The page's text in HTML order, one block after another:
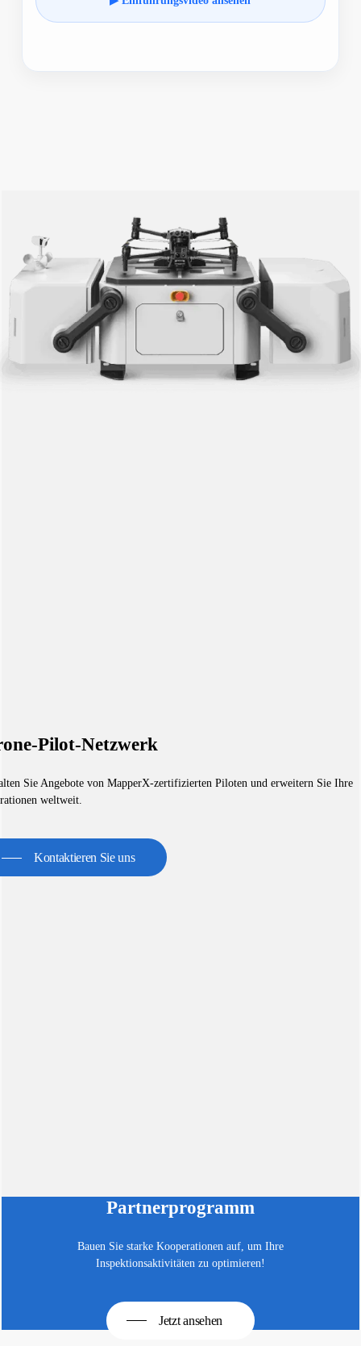
Pilot-Netzwerk
Sie Angebote von MapperX-zertifizierten Piloten und erweitern Sie Ihre
weltweit.
Kontaktieren Sie uns
Partnerprogramm
Bauen Sie starke Kooperationen auf, um Ihre
Inspektionsaktivitäten zu optimieren!
Jetzt ansehen